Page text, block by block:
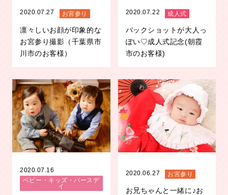
2020.07.27 お宮参り
凛々しいお顔が印象的な
お宮参り撮影（千葉県市
川市のお客様）
2020.07.22 成人式
バックショットが大人っ
ぽい♡成人式記念(朝霞
市のお客様)
2020.07.16
ベビー・キッズ・バースデ
イ
2020.06.27 お宮参り
お兄ちゃんと一緒に♪お